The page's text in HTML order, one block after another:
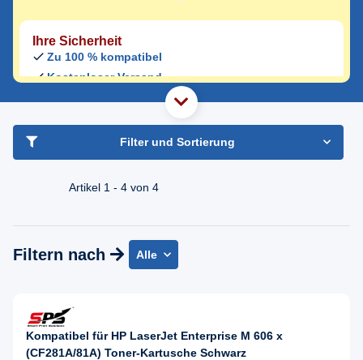
Ihre Sicherheit
Zu 100 % kompatibel
Kostenloser Versand
haben Sie Frage?
Freundlicher Support & Beratung
Mo - Fr. 08.00 - 16:30 Uhr
Filter und Sortierung
Artikel 1 - 4 von 4
Filtern nach Alle
Kompatibel für HP LaserJet Enterprise M 606 x
(CF281A/81A) Toner-Kartusche Schwarz